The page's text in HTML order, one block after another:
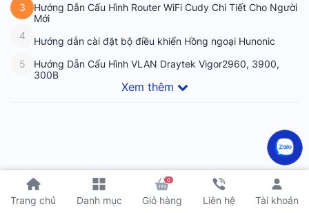
Trang chủ Danh mục
0
Giỏ hàng Liên hệ Tài khoản
3
Hướng Dẫn Cấu Hình Router WiFi Cudy Chi Tiết Cho Người
Mới
4
Hướng dẫn cài đặt bộ điều khiển Hồng ngoại Hunonic
5
Hướng Dẫn Cấu Hình VLAN Draytek Vigor2960, 3900,
300B
Xem thêm